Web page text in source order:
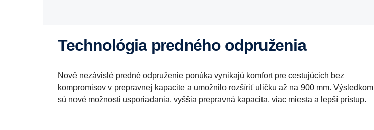
Technológia predného odpruženia
Nové nezávislé predné odpruženie ponúka vynikajú komfort pre cestujúcich bez
kompromisov v prepravnej kapacite a umožnilo rozšíriť uličku až na 900 mm. Výsledkom
sú nové možnosti usporiadania, vyššia prepravná kapacita, viac miesta a lepší prístup.